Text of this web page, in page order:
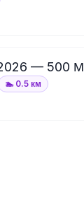
— 500 М
🏊 0.5 км